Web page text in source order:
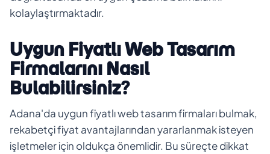
kolaylaştırmaktadır.
Uygun Fiyatlı Web Tasarım
Firmalarını Nasıl
Bulabilirsiniz?
Adana'da uygun fiyatlı web tasarım firmaları bulmak,
rekabetçi fiyat avantajlarından yararlanmak isteyen
işletmeler için oldukça önemlidir. Bu süreçte dikkat